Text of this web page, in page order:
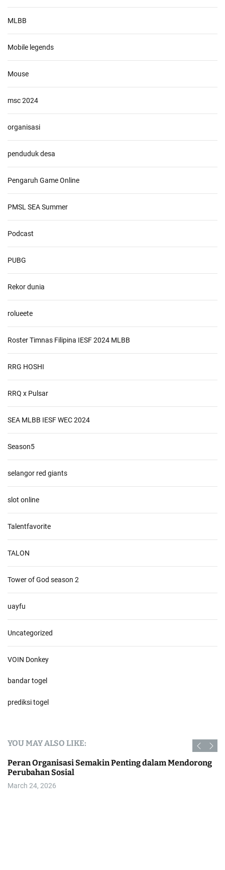
MLBB
Mobile legends
Mouse
msc 2024
organisasi
penduduk desa
Pengaruh Game Online
PMSL SEA Summer
Podcast
PUBG
Rekor dunia
rolueete
Roster Timnas Filipina IESF 2024 MLBB
RRG HOSHI
RRQ x Pulsar
SEA MLBB IESF WEC 2024
Season5
selangor red giants
slot online
Talentfavorite
TALON
Tower of God season 2
uayfu
Uncategorized
VOIN Donkey
bandar togel
prediksi togel
YOU MAY ALSO LIKE:
Peran Organisasi Semakin Penting dalam Mendorong
Perubahan Sosial
March 24, 2026